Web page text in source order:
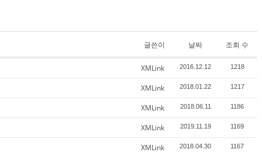
글쓴이 날짜 조회 수
XMLink 2016.12.12 1218
XMLink 2018.01.22 1217
XMLink 2018.06.11 1186
XMLink 2019.11.19 1169
XMLink 2018.04.30 1167